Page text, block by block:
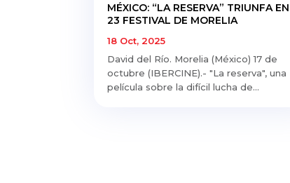
MÉXICO: “LA RESERVA” TRIUNFA EN
23 FESTIVAL DE MORELIA
18 Oct, 2025
David del Río. Morelia (México) 17 de
octubre (IBERCINE).- "La reserva", una
película sobre la difícil lucha de...